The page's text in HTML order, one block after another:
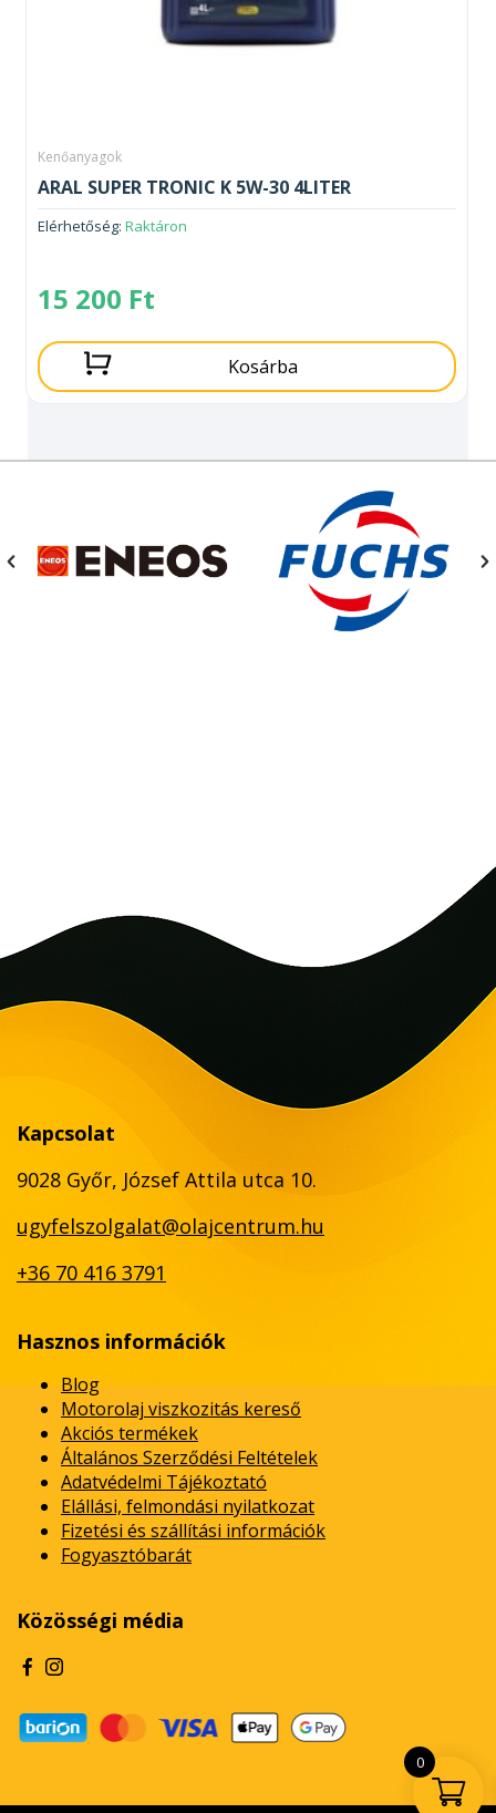
Kenőanyagok
ARAL SUPER TRONIC K 5W-30 4LITER
Elérhetőség: Raktáron
15 200 Ft
Kosárba
Kapcsolat
9028 Győr, József Attila utca 10.
ugyfelszolgalat@olajcentrum.hu
+36 70 416 3791
Hasznos információk
Blog
Motorolaj viszkozitás kereső
Akciós termékek
Általános Szerződési Feltételek
Adatvédelmi Tájékoztató
Elállási, felmondási nyilatkozat
Fizetési és szállítási információk
Fogyasztóbarát
Közösségi média
0